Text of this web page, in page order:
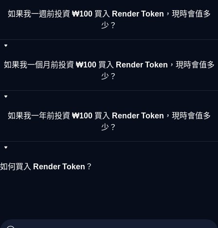
如果我一週前投資 ₩100 買入 Render Token，現時會值多
少？
如果我一個月前投資 ₩100 買入 Render Token，現時會值多
少？
如果我一年前投資 ₩100 買入 Render Token，現時會值多
少？
如何買入 Render Token？